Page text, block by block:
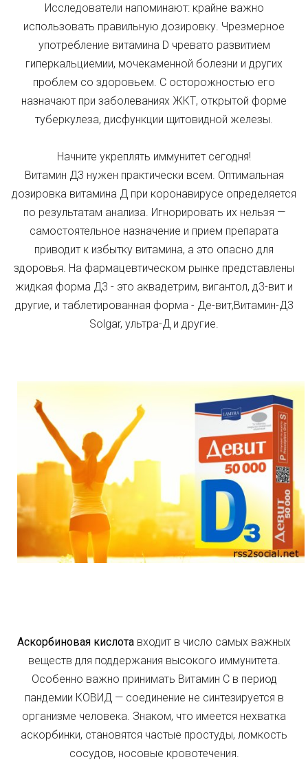
Исследователи напоминают: крайне важно
использовать правильную дозировку. Чрезмерное
употребление витамина D чревато развитием
гиперкальциемии, мочекаменной болезни и других
проблем со здоровьем. С осторожностью его
назначают при заболеваниях ЖКТ, открытой форме
туберкулеза, дисфункции щитовидной железы.
Начните укреплять иммунитет сегодня!
Витамин Д3 нужен практически всем. Оптимальная
дозировка витамина Д при коронавирусе определяется
по результатам анализа. Игнорировать их нельзя —
самостоятельное назначение и прием препарата
приводит к избытку витамина, а это опасно для
здоровья. На фармацевтическом рынке представлены
жидкая форма Д3 - это аквадетрим, вигантол, д3-вит и
другие, и таблетированная форма - Де-вит,Витамин-Д3
Solgar, ультра-Д и другие.
Аскорбиновая кислота входит в число самых важных
веществ для поддержания высокого иммунитета.
Особенно важно принимать Витамин С в период
пандемии КОВИД — соединение не синтезируется в
организме человека. Знаком, что имеется нехватка
аскорбинки, становятся частые простуды, ломкость
сосудов, носовые кровотечения.